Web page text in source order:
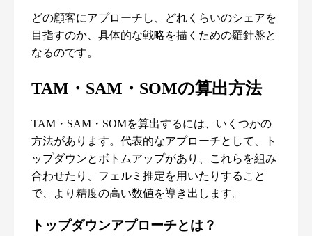
どの顧客にアプローチし、どれくらいのシェアを
目指すのか、具体的な戦略を描くための羅針盤と
なるのです。
TAM・SAM・SOMの算出方法
TAM・SAM・SOMを算出するには、いくつかの
方法があります。代表的なアプローチとして、ト
ップダウンとボトムアップがあり、これらを組み
合わせたり、フェルミ推定を用いたりすること
で、より精度の高い数値を導き出します。
トップダウンアプローチとは？